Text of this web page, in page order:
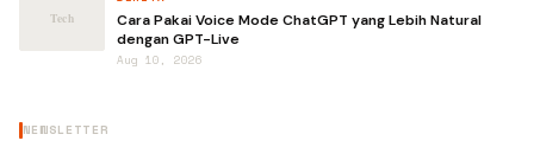
Cara Pakai Voice Mode ChatGPT yang Lebih Natural
dengan GPT-Live
Aug 10, 2026
NEWSLETTER